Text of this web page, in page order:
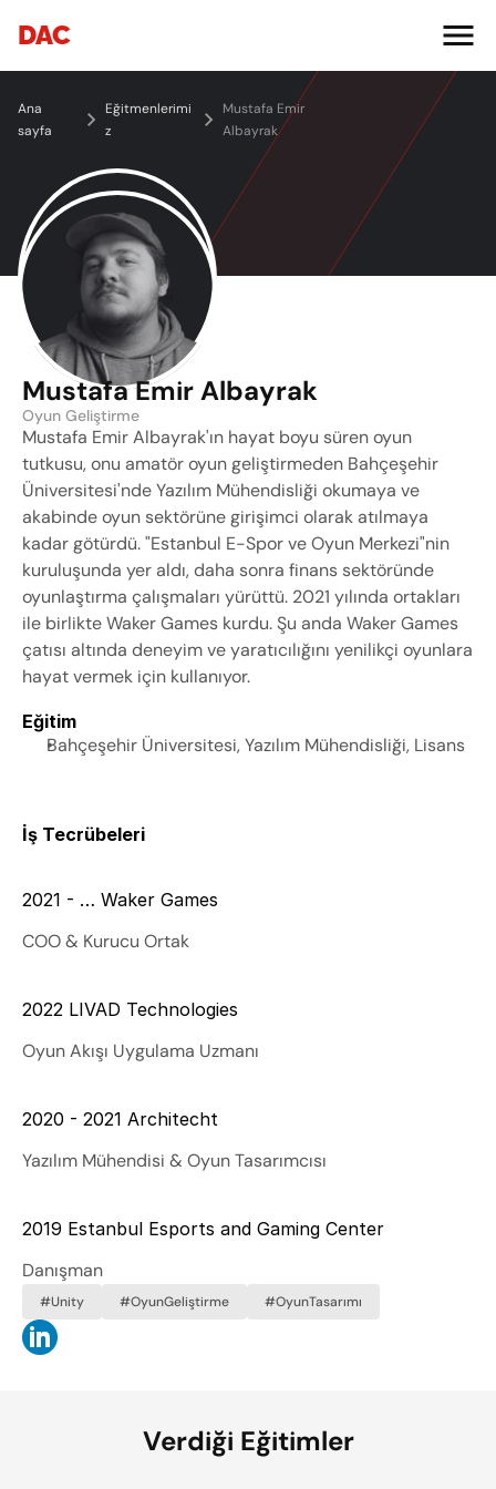
Ana
sayfa
Eğitmenlerimi
z
Mustafa Emir
Albayrak
Mustafa Emir Albayrak
Oyun Geliştirme
Mustafa Emir Albayrak'ın hayat boyu süren oyun
tutkusu, onu amatör oyun geliştirmeden Bahçeşehir
Üniversitesi'nde Yazılım Mühendisliği okumaya ve
akabinde oyun sektörüne girişimci olarak atılmaya
kadar götürdü. "Estanbul E-Spor ve Oyun Merkezi"nin
kuruluşunda yer aldı, daha sonra finans sektöründe
oyunlaştırma çalışmaları yürüttü. 2021 yılında ortakları
ile birlikte Waker Games kurdu. Şu anda Waker Games
çatısı altında deneyim ve yaratıcılığını yenilikçi oyunlara
hayat vermek için kullanıyor.
Eğitim
Bahçeşehir Üniversitesi, Yazılım Mühendisliği, Lisans
İş Tecrübeleri
2021 - … Waker Games
COO & Kurucu Ortak
2022 LIVAD Technologies
Oyun Akışı Uygulama Uzmanı
2020 - 2021 Architecht
Yazılım Mühendisi & Oyun Tasarımcısı
2019 Estanbul Esports and Gaming Center
Danışman
#Unity #OyunGeliştirme #OyunTasarımı
Verdiği Eğitimler
DAC